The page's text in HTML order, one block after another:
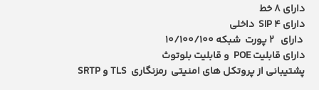
دارای 8 خط
دارای 4 SIP داخلی
دارای 2 پورت شبکه 10/100/100
دارای قابلیت POE و قابلیت بلوتوث
پشتیبانی از پروتکل های امنیتی رمزنگاری TLS و SRTP